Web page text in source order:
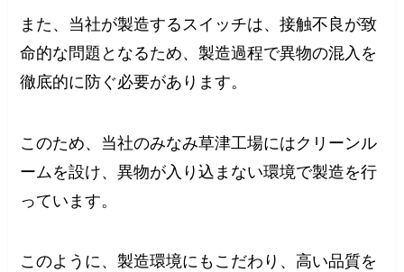
また、当社が製造するスイッチは、接触不良が致
命的な問題となるため、製造過程で異物の混入を
徹底的に防ぐ必要があります。
このため、当社のみなみ草津工場にはクリーンル
ームを設け、異物が入り込まない環境で製造を行
っています。
このように、製造環境にもこだわり、高い品質を